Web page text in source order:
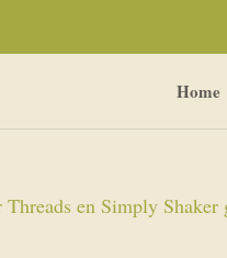
Home
Threads en Simply Shaker